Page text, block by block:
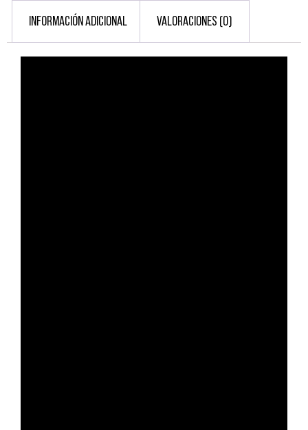
INFORMACIÓN ADICIONAL VALORACIONES (0)